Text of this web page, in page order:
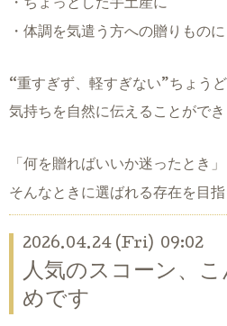
・ちょっとした手土産に
・体調を気遣う方への贈りものに
“重すぎず、軽すぎない”ちょう
気持ちを自然に伝えることができ
「何を贈ればいいか迷ったとき」
そんなときに選ばれる存在を目指
2026.04.24 (Fri) 09:02
人気のスコーン、
めです